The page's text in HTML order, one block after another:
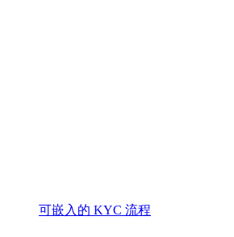
可嵌入的 KYC 流程